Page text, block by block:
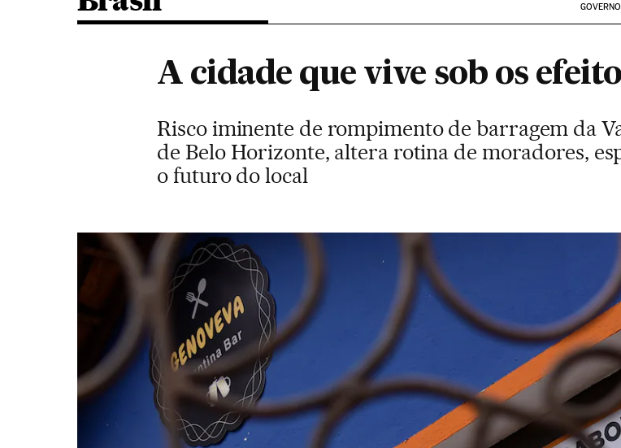
A cidade que vive sob os
Risco iminente de rompimento de barragem da
de Belo Horizonte, altera rotina de moradores,
o futuro do local